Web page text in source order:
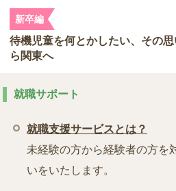
新卒編
待機児童を何とかしたい、その
ら関東へ
就職サポート
就職支援サービスとは？
未経験の方から経験者の方を
いをいたします。